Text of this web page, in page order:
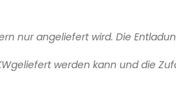
nur angeliefert wird. Die
werden kann und die